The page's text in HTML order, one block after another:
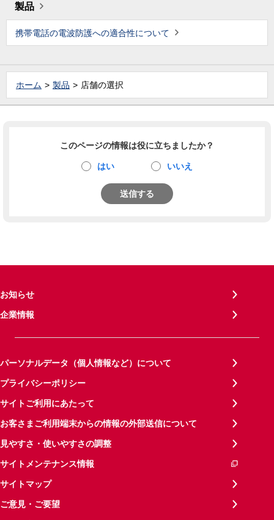
製品
携帯電話の電波防護への適合性について
ホーム 製品 店舗の選択
このページの情報は役に立ちましたか？
はい いいえ
送信する
お知らせ
企業情報
パーソナルデータ（個人情報など）について
プライバシーポリシー
サイトご利用にあたって
お客さまご利用端末からの情報の外部送信について
見やすさ・使いやすさの調整
サイトメンテナンス情報
サイトマップ
ご意見・ご要望